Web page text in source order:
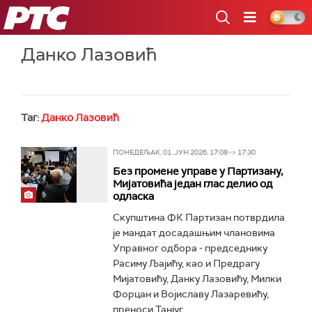
РТС
Данко Лазовић
Таг:Данко Лазовић
ПОНЕДЕЉАК, 01. ЈУН 2026, 17:08 -> 17:30
Без промене управе у Партизану,
Мијатовића један глас делио од
одласка
Скупштина ФК Партизан потврдила
је мандат досадашњим члановима
Управног одбора - председнику
Расиму Љајићу, као и Предрагу
Мијатовићу, Данку Лазовићу, Милки
Форцан и Војиславу Лазаревићу,
преноси Танјуг...